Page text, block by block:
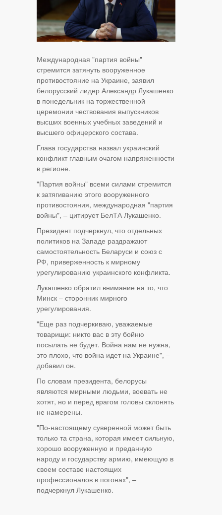
Международная "партия войны"
стремится затянуть вооруженное
противостояние на Украине, заявил
белорусский лидер Александр Лукашенко
в понедельник на торжественной
церемонии чествования выпускников
высших военных учебных заведений и
высшего офицерского состава.
Глава государства назвал украинский
конфликт главным очагом напряженности
в регионе.
"Партия войны" всеми силами стремится
к затягиванию этого вооруженного
противостояния, международная "партия
войны", – цитирует БелТА Лукашенко.
Президент подчеркнул, что отдельных
политиков на Западе раздражают
самостоятельность Беларуси и союз с
РФ, приверженность к мирному
урегулированию украинского конфликта.
Лукашенко обратил внимание на то, что
Минск – сторонник мирного
урегулирования.
"Еще раз подчеркиваю, уважаемые
товарищи: никто вас в эту бойню
посылать не будет. Война нам не нужна,
это плохо, что война идет на Украине", –
добавил он.
По словам президента, белорусы
являются мирными людьми, воевать не
хотят, но и перед врагом головы склонять
не намерены.
"По-настоящему суверенной может быть
только та страна, которая имеет сильную,
хорошо вооруженную и преданную
народу и государству армию, имеющую в
своем составе настоящих
профессионалов в погонах", –
подчеркнул Лукашенко.